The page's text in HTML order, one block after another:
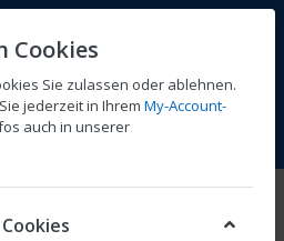
Wunschliste
Cookies
Sie zulassen oder ablehnen.
jederzeit in Ihrem My-Account-
auch in unserer